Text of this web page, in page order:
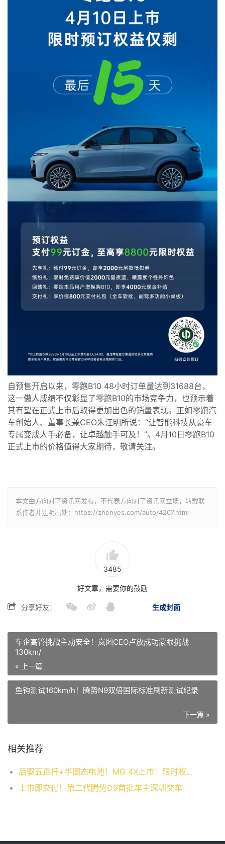
自预售开启以来，零跑B10 48小时订单量达到31688台，
这一傲人成绩不仅彰显了零跑B10的市场竞争力，也预示着
其有望在正式上市后取得更加出色的销量表现。正如零跑汽
车创始人、董事长兼CEO朱江明所说：“让智能科技从豪车
专属变成人手必备，让卓越触手可及！”。4月10日零跑B10
正式上市的价格值得大家期待，敬请关注。
本文由方向对了资讯网发布，不代表方向对了资讯网立场，转载联
系作者并注明出处：https://zhenyes.com/auto/4207.html
3485
好文章，需要你的鼓励
生成封面
分享好友：
车企高管挑战主动安全！岚图CEO卢放成功蒙眼挑战
130km/
« 上一篇
鱼钩测试160km/h！腾势N9双倍国际标准刷新测试纪录
下一篇 »
相关推荐
后驱五连杆+半固态电池！MG 4X上市：限时权益价9.28万起
上市即交付！第二代腾势D9首批车主深圳交车